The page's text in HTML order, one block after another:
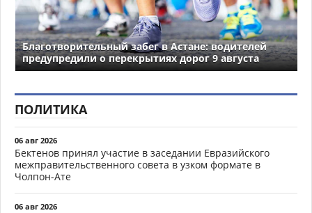
Благотворительный забег в Астане: водителей
предупредили о перекрытиях дорог 9 августа
ПОЛИТИКА
06 авг 2026
Бектенов принял участие в заседании Евразийского
межправительственного совета в узком формате в
Чолпон-Ате
06 авг 2026